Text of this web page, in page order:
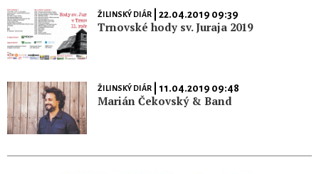
ŽILINSKÝ DIÁR| 22.04.2019 09:39
Trnovské hody sv. Juraja 2019
ŽILINSKÝ DIÁR| 11.04.2019 09:48
Marián Čekovský & Band